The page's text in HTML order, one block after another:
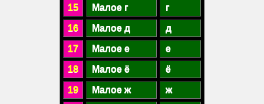
15 Малое г г
16 Малое д д
17 Малое е е
18 Малое ё ё
19 Малое ж ж